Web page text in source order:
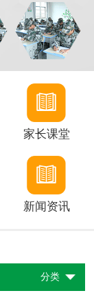
家长课堂
新闻资讯
分类